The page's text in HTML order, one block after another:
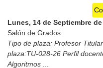
Lunes, 14 de Septiembre de
Salón de Grados.
Tipo de plaza: Profesor
plaza:TU-028-26 Perfil
Algoritmos